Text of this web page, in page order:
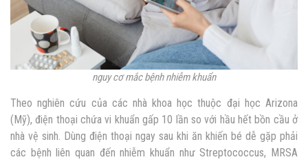
nguy cơ mắc bệnh nhiễm khuẩn
Theo nghiên cứu của các nhà khoa học thuộc đại học Arizona
(Mỹ), điện thoại chứa vi khuẩn gấp 10 lần so với hầu hết bồn cầu ở
nhà vệ sinh. Dùng điện thoại ngay sau khi ăn khiến bé dễ gặp phải
các bệnh liên quan đến nhiễm khuẩn như Streptococcus, MRSA